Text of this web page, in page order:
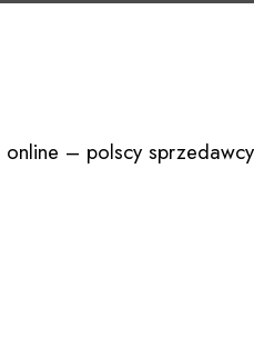
CEE
online – polscy
się jednak nowe
i uczynić proces
e-commerce w